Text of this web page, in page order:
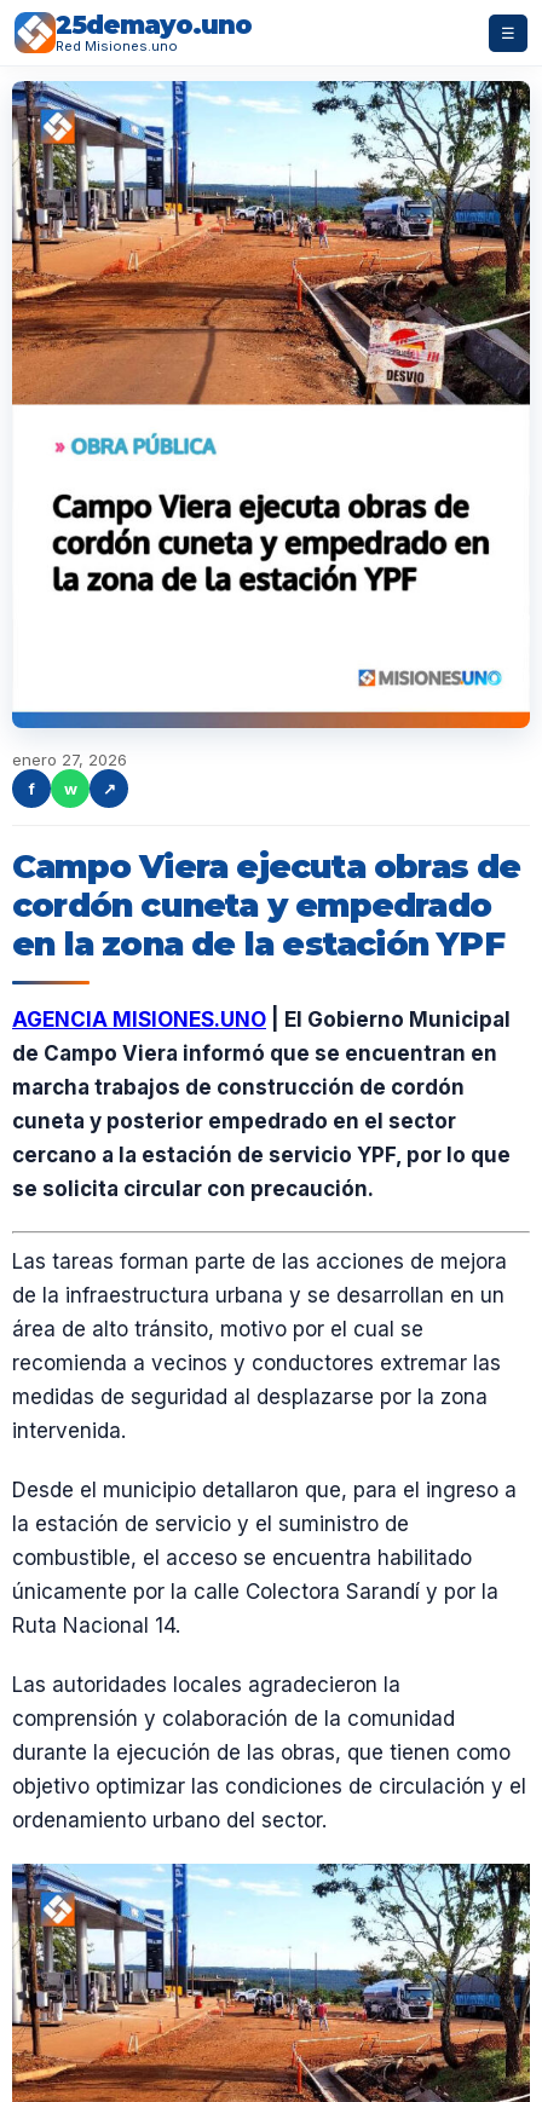
25demayo.uno
Red Misiones.uno
☰
enero 27, 2026
f
w ↗
Campo Viera ejecuta obras de
cordón cuneta y empedrado
en la zona de la estación YPF
AGENCIA MISIONES.UNO | El Gobierno Municipal
de Campo Viera informó que se encuentran en
marcha trabajos de construcción de cordón
cuneta y posterior empedrado en el sector
cercano a la estación de servicio YPF, por lo que
se solicita circular con precaución.
Las tareas forman parte de las acciones de mejora
de la infraestructura urbana y se desarrollan en un
área de alto tránsito, motivo por el cual se
recomienda a vecinos y conductores extremar las
medidas de seguridad al desplazarse por la zona
intervenida.
Desde el municipio detallaron que, para el ingreso a
la estación de servicio y el suministro de
combustible, el acceso se encuentra habilitado
únicamente por la calle Colectora Sarandí y por la
Ruta Nacional 14.
Las autoridades locales agradecieron la
comprensión y colaboración de la comunidad
durante la ejecución de las obras, que tienen como
objetivo optimizar las condiciones de circulación y el
ordenamiento urbano del sector.